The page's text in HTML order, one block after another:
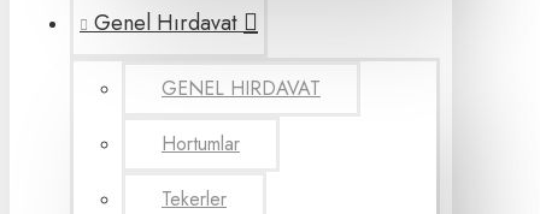
Genel Hırdavat
GENEL HIRDAVAT
Hortumlar
Tekerler